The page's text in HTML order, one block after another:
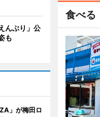
食べる
んぶり」公
も
」が梅田ロ